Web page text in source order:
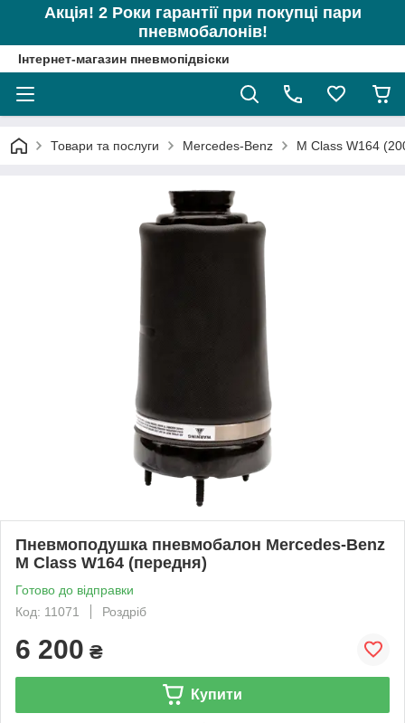
Акція! 2 Роки гарантії при покупці пари
пневмобалонів!
Інтернет-магазин пневмопідвіски
Товари та послуги Mercedes-Benz M Class W164
Пневмоподушка пневмобалон Mercedes-Benz
M Class W164 (передня)
Готово до відправки
Код: 11071
Роздріб
6 200 ₴
Купити